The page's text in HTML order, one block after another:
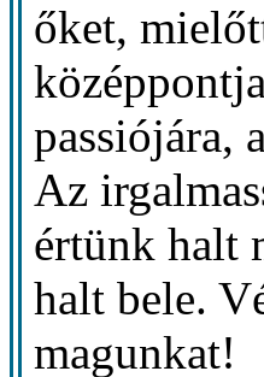
őket,
passiójára,
Az
értünk halt
halt bele.
magunkat!